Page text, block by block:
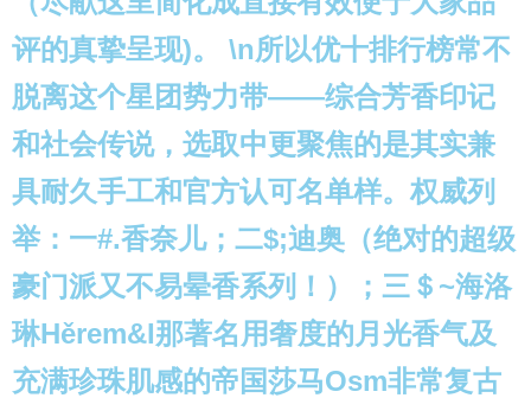
评的真挚呈现)。 \n所以优十排行榜常不
脱离这个星团势力带——综合芳香印记
和社会传说，选取中更聚焦的是其实兼
具耐久手工和官方认可名单样。权威列
举：一#.香奈儿；二$;迪奥（绝对的超级
豪门派又不易晕香系列！）；三＄~海洛
琳Hěrem&I那著名用奢度的月光香气及
充满珍珠肌感的帝国莎马Osm非常复古